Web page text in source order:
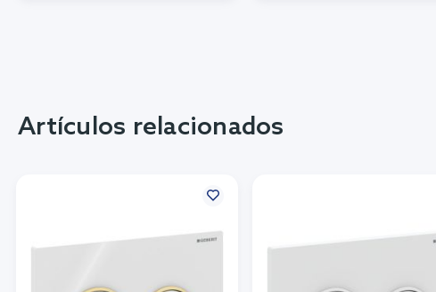
Artículos relacionados